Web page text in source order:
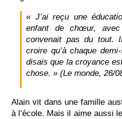
« J’ai reçu une
enfant de chœur,
convenait pas du tout.
croire qu’à chaque
disais que la croyance
chose. » (Le monde, 26/
Alain vit dans une famille
à l’école. Mais il aime aussi